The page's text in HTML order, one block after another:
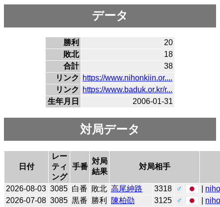
データ
勝利
20
敗北
18
合計
38
リンク
https://www.nihonkiin.or....
リンク
https://www.baduk.or.kr/r...
生年月日
2006-01-31
対局データ
日付
レー
ティ
ング
手番
対局
結果
対局相手
2026-08-03 3085 白番 敗北 高尾紳路 3318 ♂
2026-07-08 3085 黒番 勝利 陳柏劭 3125 ♂